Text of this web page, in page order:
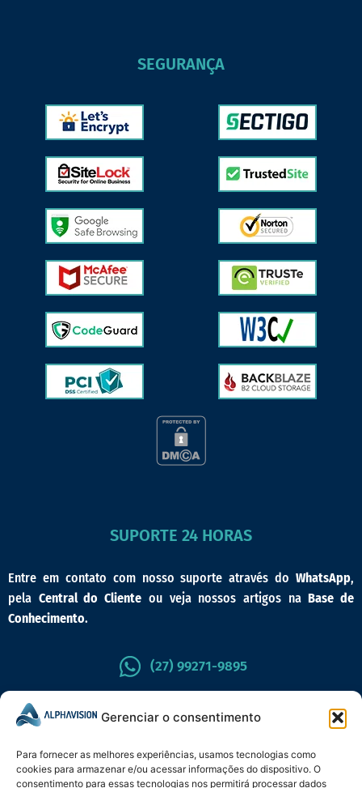
Gerenciar o consentimento
Para fornecer as melhores experiências, usamos tecnologias como
cookies para armazenar e/ou acessar informações do dispositivo. O
consentimento para essas tecnologias nos permitirá processar dados
SEGURANÇA
SUPORTE 24 HORAS
Entre em contato com nosso suporte através do WhatsApp,
pela Central do Cliente ou veja nossos artigos naBase de
Conhecimento.
(27) 99271-9895
CENTRAL DO CLIENTE